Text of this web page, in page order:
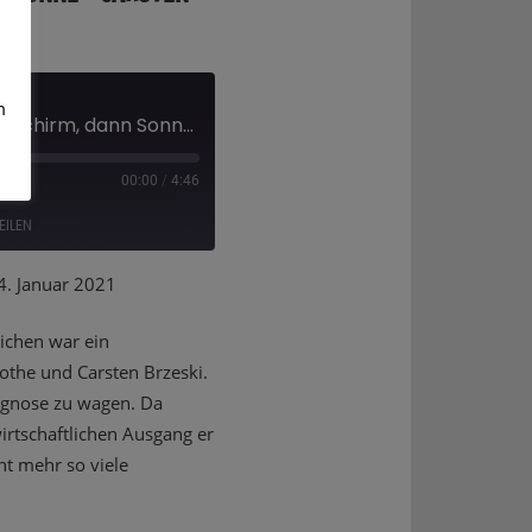
Wirtschaft: Erst Regenschirm, dann Sonne - Carsten Brzeski's Prognose 2021
00:00 / 4:46
Januar 2021
war ein
und Carsten Brzeski.
zu wagen. Da
Ausgang er
mehr so viele